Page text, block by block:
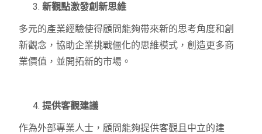
新觀點激發創新思維
多元的產業經驗使得顧問能夠帶來新的思考角度和創
新觀念，協助企業挑戰僵化的思維模式，創造更多商
業價值，並開拓新的市場。
提供客觀建議
作為外部專業人士，顧問能夠提供客觀且中立的建